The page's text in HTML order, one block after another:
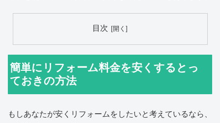
目次
簡単にリフォーム料金を安くするとっ
ておきの方法
もしあなたが安くリフォームをしたいと考えているなら、